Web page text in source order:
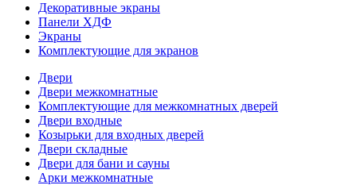
Декоративные экраны
Панели ХДФ
Экраны
Комплектующие для экранов
Двери
Двери межкомнатные
Комплектующие для межкомнатных дверей
Двери входные
Козырьки для входных дверей
Двери складные
Двери для бани и сауны
Арки межкомнатные